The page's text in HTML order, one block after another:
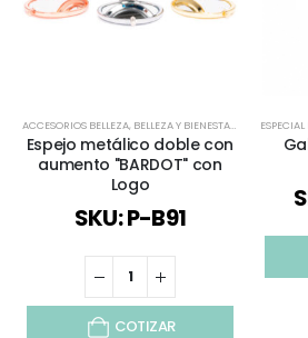
ACCESORIOS BELLEZA, BELLEZA Y BIENESTAR BELLEZA Y
Espejo metálico doble con
aumento "BARDOT" con
Logo
SKU: P-B91
COTIZAR